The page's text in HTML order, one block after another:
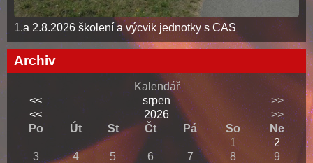
1.a 2.8.2026 školení a výcvik jednotky s CAS
Archiv
Kalendář
<<
srpen
>>
<<
2026
>>
Po
Út St Čt Pá So
Ne
1
2
3
4 5 6 7 8
9